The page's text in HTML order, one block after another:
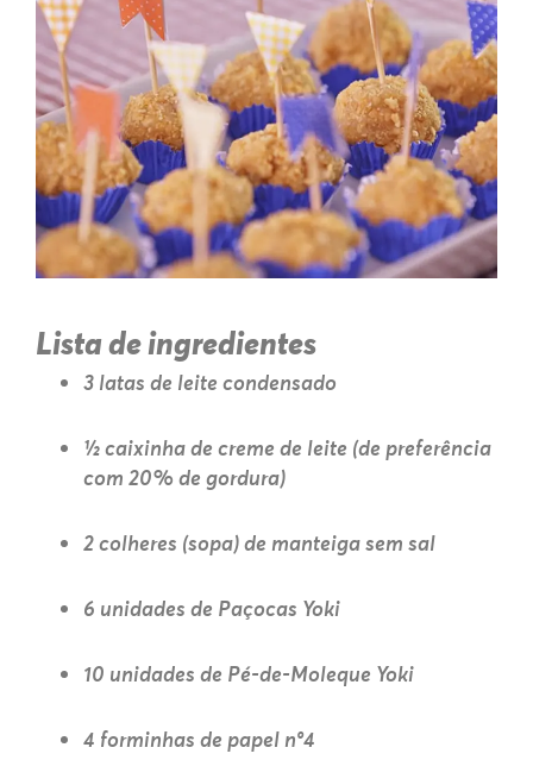
Lista de ingredientes
3 latas de leite condensado
½ caixinha de creme de leite (de preferência
com 20% de gordura)
2 colheres (sopa) de manteiga sem sal
6 unidades de Paçocas Yoki
10 unidades de Pé-de-Moleque Yoki
4 forminhas de papel nº4